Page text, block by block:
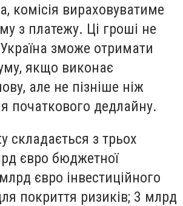
комісія вираховуватиме
з платежу. Ці гроші не
зможе отримати
якщо виконає
але не пізніше ніж
початкового дедлайну.
складається з трьох
євро бюджетної
євро інвестиційного
покриття ризиків; 3 млрд